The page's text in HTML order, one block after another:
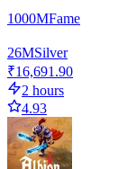
1000MFame
26MSilver
₹16,691.90
2 hours
4.93